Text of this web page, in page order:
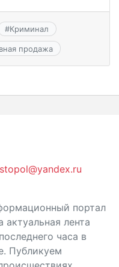
#Криминал
продажа
портал
актуальная лента
часа в
Публикуем